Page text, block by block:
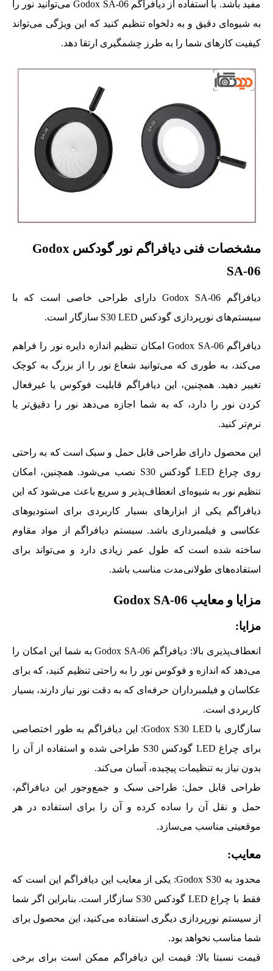
مفید باشد. با استفاده از دیافراگم Godox SA-06 می‌توانید نور را
به شیوه‌ای دقیق و به دلخواه تنظیم کنید که این ویژگی می‌تواند
کیفیت کارهای شما را به طرز چشمگیری ارتقا دهد.
مشخصات فنی دیافراگم نور گودکس Godox
SA-06
دیافراگم Godox SA-06 دارای طراحی خاصی است که با
سیستم‌های نورپردازی گودکس S30 LED سازگار است.
دیافراگم Godox SA-06 امکان تنظیم اندازه دایره نور را فراهم
می‌کند، به طوری که می‌توانید شعاع نور را از بزرگ به کوچک
تغییر دهید. همچنین، این دیافراگم قابلیت فوکوس یا غیرفعال
کردن نور را دارد، که به شما اجازه می‌دهد نور را دقیق‌تر یا
نرم‌تر کنید.
این محصول دارای طراحی قابل حمل و سبک است که به راحتی
روی چراغ LED گودکس S30 نصب می‌شود. همچنین، امکان
تنظیم نور به شیوه‌ای انعطاف‌پذیر و سریع باعث می‌شود که این
دیافراگم یکی از ابزارهای بسیار کاربردی برای استودیوهای
عکاسی و فیلمبرداری باشد. سیستم دیافراگم از مواد مقاوم
ساخته شده است که طول عمر زیادی دارد و می‌تواند برای
استفاده‌های طولانی‌مدت مناسب باشد.
مزایا و معایب Godox SA-06
مزایا:
انعطاف‌پذیری بالا: دیافراگم Godox SA-06 به شما این امکان را
می‌دهد که اندازه و فوکوس نور را به راحتی تنظیم کنید، که برای
عکاسان و فیلمبرداران حرفه‌ای که به دقت نور نیاز دارند، بسیار
کاربردی است.
سازگاری با Godox S30 LED: این دیافراگم به طور اختصاصی
برای چراغ LED گودکس S30 طراحی شده و استفاده از آن را
بدون نیاز به تنظیمات پیچیده، آسان می‌کند.
طراحی قابل حمل: طراحی سبک و جمع‌وجور این دیافراگم،
حمل و نقل آن را ساده کرده و آن را برای استفاده در هر
موقعیتی مناسب می‌سازد.
معایب:
محدود به Godox S30: یکی از معایب این دیافراگم این است که
فقط با چراغ LED گودکس S30 سازگار است. بنابراین اگر شما
از سیستم نورپردازی دیگری استفاده می‌کنید، این محصول برای
شما مناسب نخواهد بود.
قیمت نسبتا بالا: قیمت این دیافراگم ممکن است برای برخی